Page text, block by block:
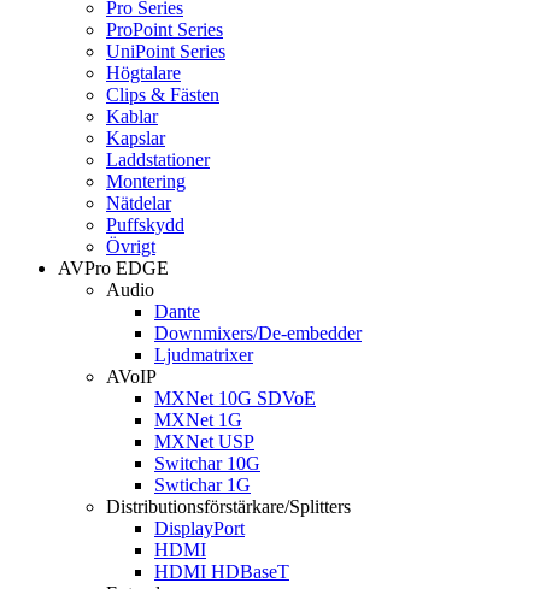
Pro Series
ProPoint Series
UniPoint Series
Högtalare
Clips & Fästen
Kablar
Kapslar
Laddstationer
Montering
Nätdelar
Puffskydd
Övrigt
AVPro EDGE
Audio
Dante
Downmixers/De-embedder
Ljudmatrixer
AVoIP
MXNet 10G SDVoE
MXNet 1G
MXNet USP
Switchar 10G
Swtichar 1G
Distributionsförstärkare/Splitters
DisplayPort
HDMI
HDMI HDBaseT